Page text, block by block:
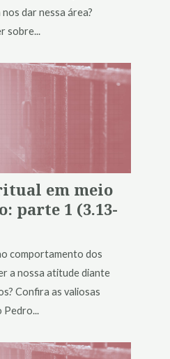
dar nessa área?
sobre...
em meio
parte 1 (3.13-
comportamento dos
a nossa atitude diante
Confira as valiosas
Pedro...